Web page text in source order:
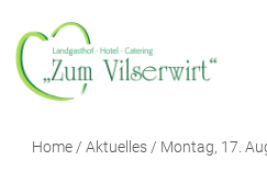
Home/ Aktuelles/ Montag, 17.